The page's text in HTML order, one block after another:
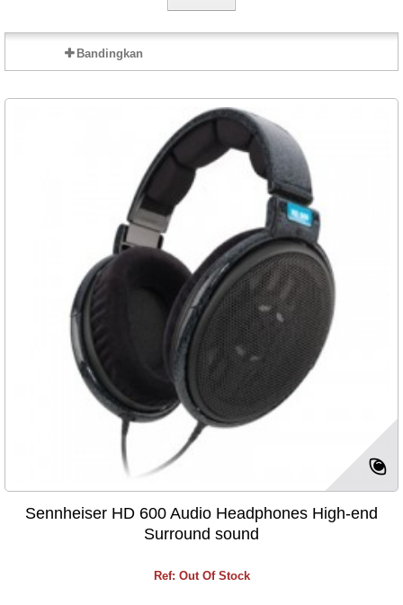
Bandingkan
Sennheiser HD 600 Audio Headphones High-end
Surround sound
Ref: Out Of Stock